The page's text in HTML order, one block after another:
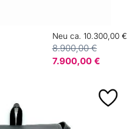
Neu ca. 10.300,00 €
8.900,00 €
7.900,00 €